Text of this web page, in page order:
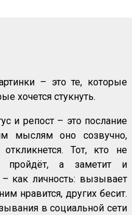
– это те, которые
хочется стукнуть.
и репост – это послание
мыслям оно созвучно,
Тот, кто не
а заметит и
как личность: вызывает
нравится, других бесит.
в социальной сети